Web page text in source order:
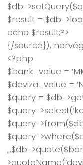
$db-
$result = $db-
echo $result;?>
{/source}),
<?php
$bank_value =
$deviza_value =
$query = $db-
$query-
$query-
$query-
„.$db-